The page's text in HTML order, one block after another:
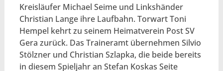
Kreisläufer Michael Seime und Linkshänder
Christian Lange ihre Laufbahn. Torwart Toni
Hempel kehrt zu seinem Heimatverein Post SV
Gera zurück. Das Traineramt übernehmen Silvio
Stölzner und Christian Szlapka, die beide bereits
in diesem Spieljahr an Stefan Koskas Seite